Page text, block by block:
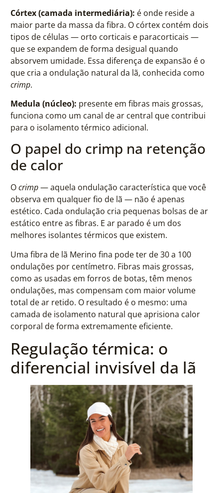
Córtex (camada intermediária): é onde reside a
maior parte da massa da fibra. O córtex contém dois
tipos de células — orto corticais e paracorticais —
que se expandem de forma desigual quando
absorvem umidade. Essa diferença de expansão é o
que cria a ondulação natural da lã, conhecida como
crimp.
Medula (núcleo): presente em fibras mais grossas,
funciona como um canal de ar central que contribui
para o isolamento térmico adicional.
O papel do crimp na retenção
de calor
Ocrimp— aquela ondulação característica que você
observa em qualquer fio de lã — não é apenas
estético. Cada ondulação cria pequenas bolsas de ar
estático entre as fibras. E ar parado é um dos
melhores isolantes térmicos que existem.
Uma fibra de lã Merino fina pode ter de 30 a 100
ondulações por centímetro. Fibras mais grossas,
como as usadas em forros de botas, têm menos
ondulações, mas compensam com maior volume
total de ar retido. O resultado é o mesmo: uma
camada de isolamento natural que aprisiona calor
corporal de forma extremamente eficiente.
Regulação térmica: o
diferencial invisível da lã